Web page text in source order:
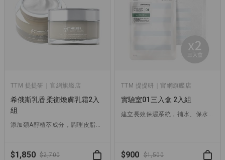
TTM 提提研｜官網旗艦店
希俄斯乳香柔衡煥膚乳霜2入
組
添加類A醇植萃成分，調理皮脂、撫平細紋，一抹找回肌膚柔嫩！
$1,850 $2,700
TTM 提提研｜官網旗艦店
實驗室01三入盒 2入組
建立長效保濕系統，補水、保水、舒緩一片搞定！
$900 $1,500